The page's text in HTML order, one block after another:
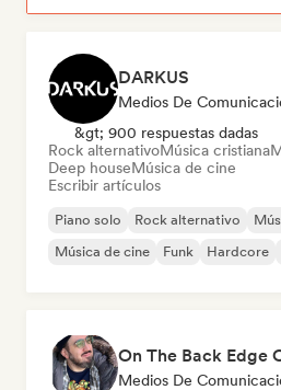
DARKUS
Medios De
&gt; 900 respuestas dadas
Rock alternativoMúsica cristiana
Deep houseMúsica de cine
Escribir artículos
Piano solo Rock alternativo
Música de cine
Funk Hardcore
On The Back Edge
Medios De